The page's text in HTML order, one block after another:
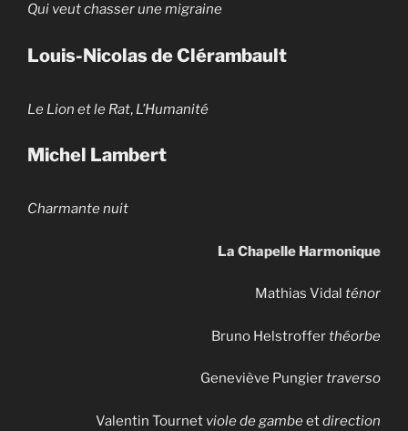
Qui veut chasser une migraine
Louis-Nicolas de Clérambault
Le Lion et le Rat, L’Humanité
Michel Lambert
Charmante nuit
La Chapelle Harmonique
Mathias Vidal ténor
Bruno Helstrofferthéorbe
Geneviève Pungiertraverso
Valentin Tournet viole de gambeetdirection